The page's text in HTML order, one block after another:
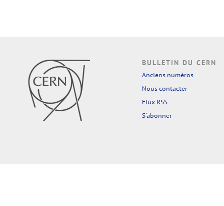
BULLETIN DU CERN
Anciens numéros
Nous contacter
Flux RSS
S'abonner